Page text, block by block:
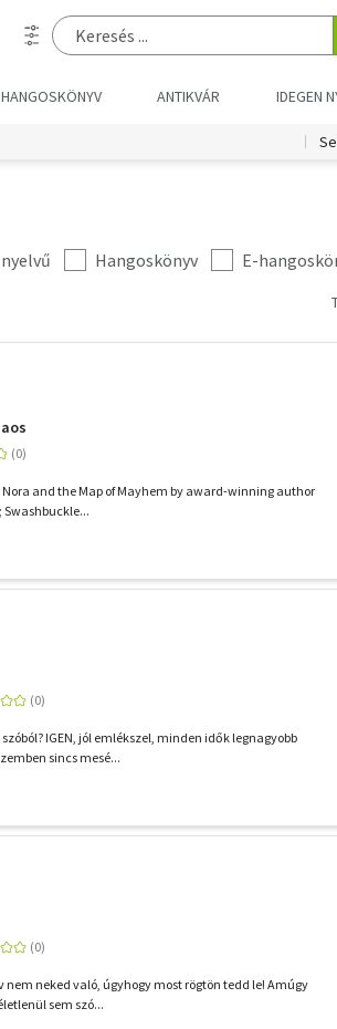
HANGOSKÖNYV ANTIKVÁR IDEGEN
Hangoskönyv E-
and the Map of Mayhem by award-winning author
Swashbuckle...
szóból? IGEN, jól emlékszel, minden idők legnagyobb
sincs mesé...
nem neked való, úgyhogy most rögtön tedd le! Amúgy
sem szó...